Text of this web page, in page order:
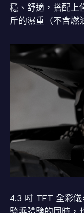
穩、舒適，搭配上
斤的濕重（不含燃
4.3 吋 TFT 全彩